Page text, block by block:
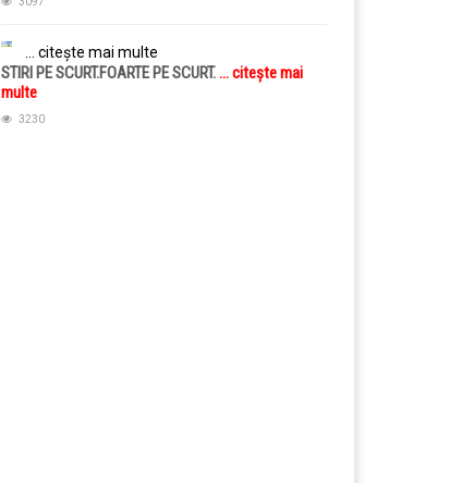
... citește mai multe
STIRI PE SCURT.FOARTE PE SCURT.... citește mai
multe
3230